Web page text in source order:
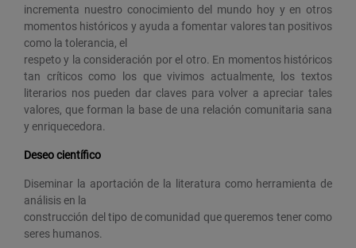
incrementa nuestro conocimiento del mundo hoy y en otros
momentos históricos y ayuda a fomentar valores tan positivos
como la tolerancia, el
respeto y la consideración por el otro. En momentos históricos
tan críticos como los que vivimos actualmente, los textos
literarios nos pueden dar claves para volver a apreciar tales
valores, que forman la base de una relación comunitaria sana
y enriquecedora.
Deseo científico
Diseminar la aportación de la literatura como herramienta de
análisis en la
construcción del tipo de comunidad que queremos tener como
seres humanos.